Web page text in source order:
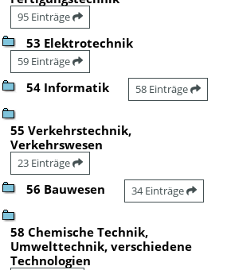
95 Einträge
53 Elektrotechnik
59 Einträge
54 Informatik 58 Einträge
55 Verkehrstechnik,
Verkehrswesen
23 Einträge
56 Bauwesen 34 Einträge
58 Chemische Technik,
Umwelttechnik, verschiedene
Technologien